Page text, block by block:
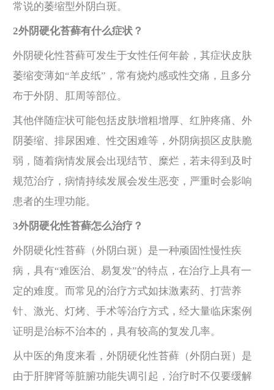
常说的萎缩型外阴白斑。
2外阴硬化苔藓有什么症状？
外阴硬化性苔藓可发生于女性任何年龄，其症状皮肤
萎缩变薄如“羊皮纸”，常有烧灼感或性交痛，且多分
布于外阴、肛周等部位。
其他伴随症状可能包括皮肤增粗增厚、红肿疼痛、外
阴萎缩、排尿困难、性交困难等，外阴病损区皮肤脆
弱，随着病情发展会出现结节、糜烂，若未得到及时
规范治疗，病情持续发展会发生恶变，严重时会影响
患者的生理功能。
3外阴硬化性苔藓怎么治疗？
外阴硬化性苔藓（外阴白斑）是一种顽固性慢性疾
病，具有“难医治、易复发”的特点，在治疗上具有一
定的难度。而常见的治疗方式如抹激素药、打营养
针、激光、灯烤、手术等治疗方式，经大量临床案例
证明是治标不治本的，具有较高的复发几率。
从中医的角度来看，外阴硬化性苔藓（外阴白斑）是
由于肝脾肾等脏腑功能失调 引起，治疗时不仅要缓解